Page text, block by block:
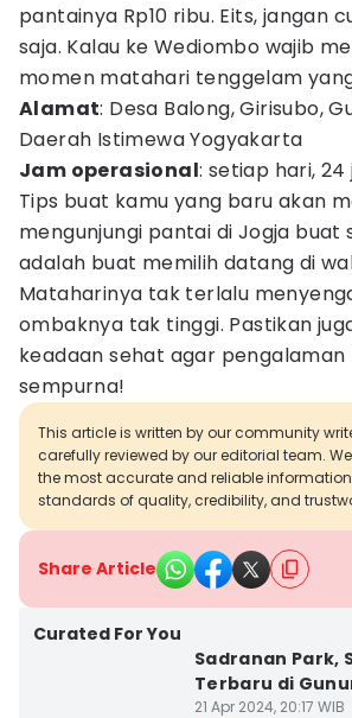
pantainya Rp10 ribu. Eits, jangan
saja. Kalau ke Wediombo wajib
momen matahari tenggelam
Alamat: Desa Balong, Girisubo,
Daerah Istimewa Yogyakarta
Jam operasional: setiap hari, 24
Tips buat kamu yang baru akan
mengunjungi pantai di Jogja buat
adalah buat memilih datang di
Mataharinya tak terlalu
ombaknya tak tinggi. Pastikan
keadaan sehat agar pengalaman
sempurna!
This article is written by our community
carefully reviewed by our editorial team.
the most accurate and reliable
standards of quality, credibility, and
Share Article
Curated For You
Sadranan Park,
Terbaru di
21 Apr 2024, 20:17 WIB